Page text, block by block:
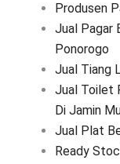
Produsen
Jual Pagar
Ponorogo
Jual Tiang
Jual Toilet
Di Jamin
Jual Plat
Ready